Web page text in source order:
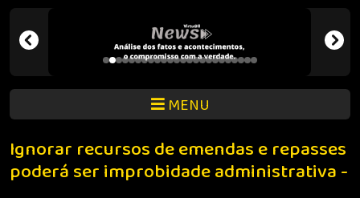
MENU
Ignorar recursos de emendas e repasses
poderá ser improbidade administrativa -